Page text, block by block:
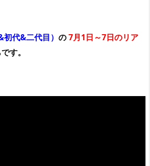
代&二代目） の7月1日～7日のリア
す。